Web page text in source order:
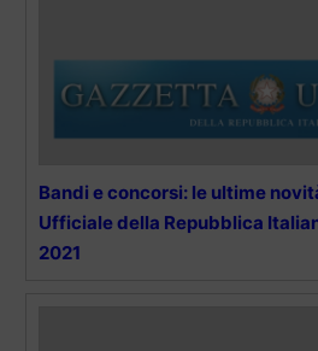
Bandi e concorsi: le ultime
Ufficiale della Repubblica
2021